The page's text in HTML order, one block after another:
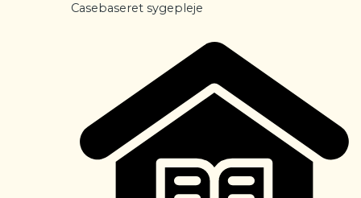
Casebaseret sygepleje